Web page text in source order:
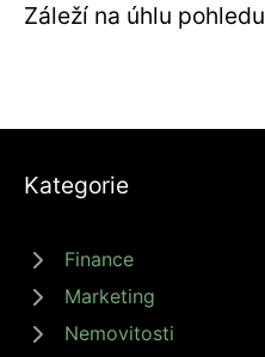
Záleží na úhlu pohledu
Kategorie
Finance
Marketing
Nemovitosti